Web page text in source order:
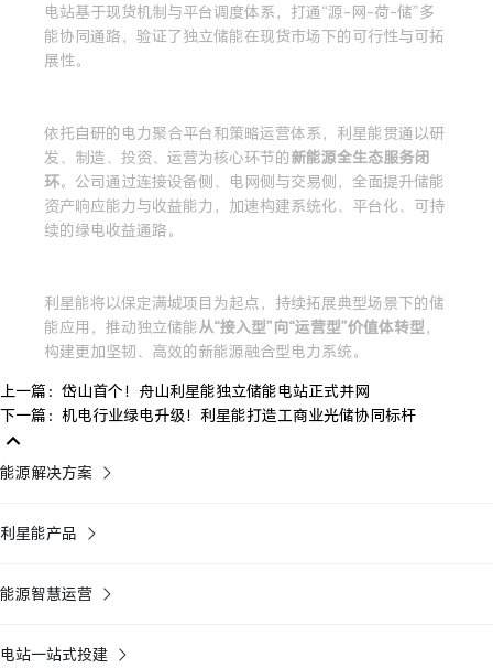
电站基于现货机制与平台调度体系，打通“源-网-荷-储”多
能协同通路，验证了独立储能在现货市场下的可行性与可拓
展性。
依托自研的电力聚合平台和策略运营体系，利星能贯通以研
发、制造、投资、运营为核心环节的新能源全生态服务闭
环。公司通过连接设备侧、电网侧与交易侧，全面提升储能
资产响应能力与收益能力，加速构建系统化、平台化、可持
续的绿电收益通路。
利星能将以保定满城项目为起点，持续拓展典型场景下的储
能应用，推动独立储能从“接入型”向“运营型”价值体转型，
构建更加坚韧、高效的新能源融合型电力系统。
上一篇：岱山首个！舟山利星能独立储能电站正式并网
下一篇：机电行业绿电升级！利星能打造工商业光储协同标杆
能源解决方案
利星能产品
能源智慧运营
电站一站式投建